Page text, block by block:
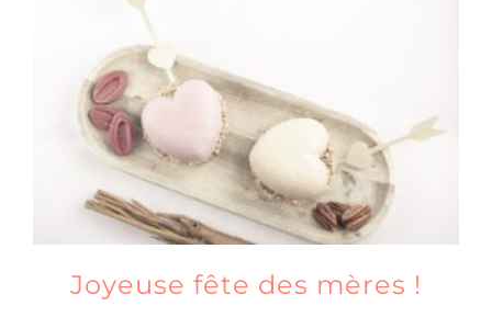
Joyeuse fête des mères !